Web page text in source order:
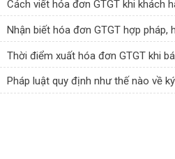
Cách viết hóa đơn GTGT khi khách
Nhận biết hóa đơn GTGT hợp pháp,
Thời điểm xuất hóa đơn GTGT khi
Pháp luật quy định như thế nào về